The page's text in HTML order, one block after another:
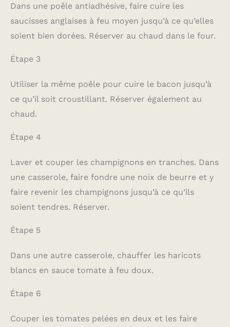
Dans une poêle antiadhésive, faire cuire les
saucisses anglaises à feu moyen jusqu’à ce qu’elles
soient bien dorées. Réserver au chaud dans le four.
Étape 3
Utiliser la même poêle pour cuire le bacon jusqu’à
ce qu’il soit croustillant. Réserver également au
chaud.
Étape 4
Laver et couper les champignons en tranches. Dans
une casserole, faire fondre une noix de beurre et y
faire revenir les champignons jusqu’à ce qu’ils
soient tendres. Réserver.
Étape 5
Dans une autre casserole, chauffer les haricots
blancs en sauce tomate à feu doux.
Étape 6
Couper les tomates pelées en deux et les faire